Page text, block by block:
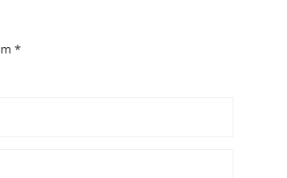
*